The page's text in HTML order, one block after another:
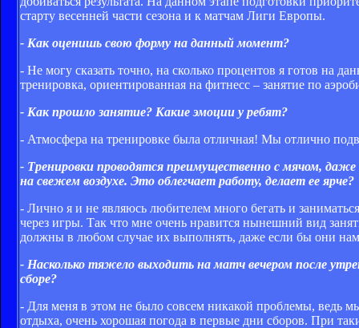
старту весенней части сезона и к матчам Лиги Европы.
- Как оценишь свою форму на данный момент?
- Не могу сказать точно, на сколько процентов я готов на
тренировка, ориентированная на фитнесс – занятие по
- Как прошло занятие? Какие эмоции у ребят?
- Атмосфера на тренировке была отличная! Мы отлично
- Тренировки проводятся преимущественно с мячом,
на свежем воздухе. Это облегчает работу, делает ее ярче?
- Лично я и не являюсь любителем много бегать и
через игры. Так что мне очень нравится нынешний вид
должны в любом случае их выполнять, даже если бы они
- Насколько тяжело выходить на матч вечером после
сборе?
- Для меня в этом не было совсем никакой проблемы, ведь
отдыха, очень хорошая погода в первые дни сборов. При